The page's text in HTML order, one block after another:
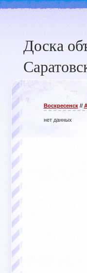
Доска
Воскресенск//
нет данных